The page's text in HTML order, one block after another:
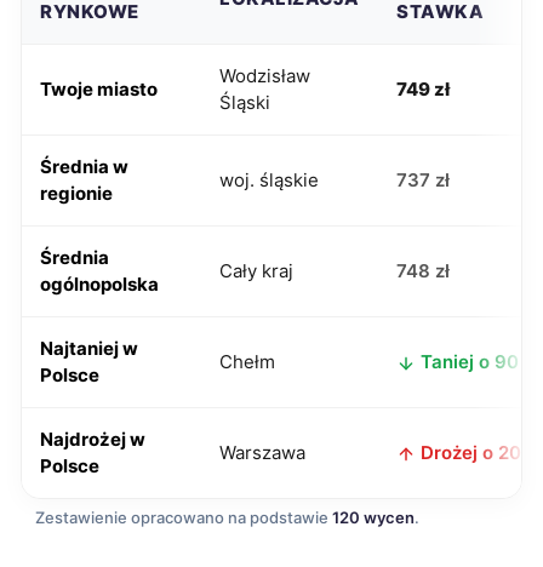
RYNKOWE STAWKA
Twoje miasto
Wodzisław
Śląski
749 zł
Średnia w
regionie
woj. śląskie 737 zł
Średnia
ogólnopolska
Cały kraj 748 zł
Najtaniej w
Polsce
Chełm Taniej o 90 zł
Najdrożej w
Polsce
Warszawa Drożej o 201
Zestawienie opracowano na podstawie 120 wycen.